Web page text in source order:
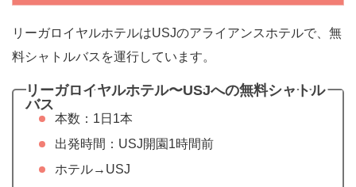
リーガロイヤルホテルはUSJのアライアンスホテルで、無
料シャトルバスを運行しています。
リーガロイヤルホテル〜USJへの無料シャトル
バス
本数：1日1本
出発時間：USJ開園1時間前
ホテル→USJ